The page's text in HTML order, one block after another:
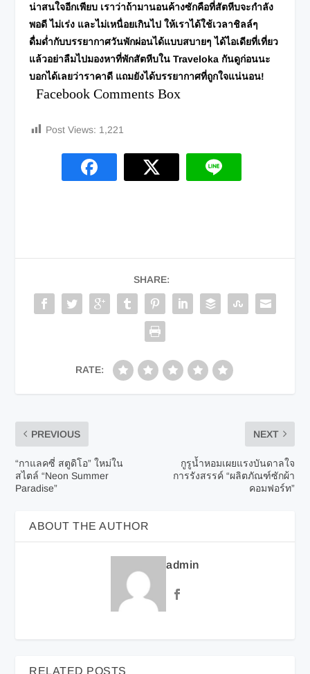
น่าสนใจอีกเพียบ เราว่าถ้ามานอนค้างซักคือที่สัตหีบจะกำลัง
พอดี ไม่เร่ง และไม่เหนื่อยเกินไป ให้เราได้ใช้เวลาชิลล์ๆ
ดื่มด่ำกับบรรยากาศวันพักผ่อนได้แบบสบายๆ ได้ไอเดียที่เที่ยว
แล้วอย่าลืมไปมองหาที่พักสัตหีบในTraveloka กันดูก่อนนะ
บอกได้เลยว่าราคาดี แถมยังได้บรรยากาศที่ถูกใจแน่นอน!
Facebook Comments Box
Post Views: 1,221
SHARE:
RATE:
PREVIOUS
“กาแลคซี่ สตูดิโอ” ใหม่ใน
สไตล์ “Neon Summer
Paradise”
NEXT
กูรูน้ำหอมเผยแรงบันดาลใจ
การรังสรรค์ “ผลิตภัณฑ์ซักผ้า
คอมฟอร์ท”
ABOUT THE AUTHOR
admin
RELATED POSTS